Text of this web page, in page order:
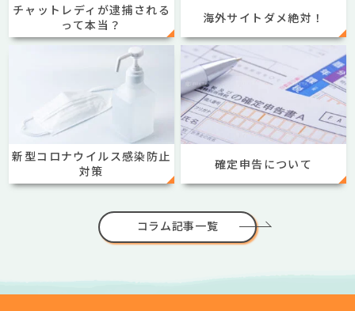
チャットレディが逮捕される
って本当？
海外サイトダメ絶対！
新型コロナウイルス感染防止
対策
確定申告について
コラム記事一覧